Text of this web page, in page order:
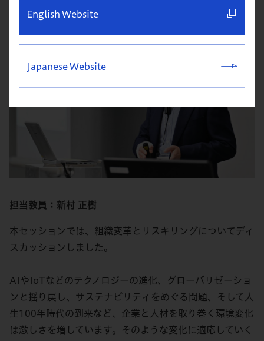
English Website
Japanese Website
担当教員：新村 正樹
本セッションでは、組織変革とリスキリングについてディ
スカッションしました。
AIやIoTなどのテクノロジーの進化、グローバリゼーショ
ンと揺り戻し、サステナビリティをめぐる問題、そして人
生100年時代の到来など、企業と人材を取り巻く環境変化
は激しさを増しています。そのような変化に適応していく